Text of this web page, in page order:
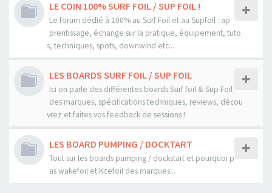
LE COIN 100% SURF FOIL / SUP FOIL !
Le forum dédié à 100% au Surf Foil et au Supfoil : ap
prentissage, échange sur la pratique, équipement, tuto
s, techniques, spots, downwind etc...
LES BOARDS SURF FOIL / SUP FOIL
Ici on parle des différentes boards Surf foil & Sup Foil
des marques, spécifications techniques, reviews, décou
vrez et faites vos feedback de sessions !
LES BOARD PUMPING / DOCKTART
Tout sur les boards pumping / dockstart et pourquoi p
as wakefoil et Kitefoil des marques...